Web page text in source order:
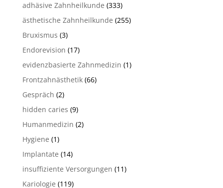
adhäsive Zahnheilkunde (333)
ästhetische Zahnheilkunde (255)
Bruxismus (3)
Endorevision (17)
evidenzbasierte Zahnmedizin (1)
Frontzahnästhetik(66)
Gespräch (2)
hidden caries (9)
Humanmedizin (2)
Hygiene (1)
Implantate (14)
insuffiziente Versorgungen (11)
Kariologie (119)